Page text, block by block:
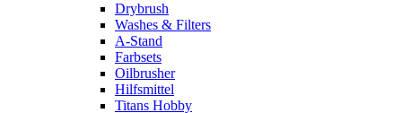
Drybrush
Washes & Filters
A-Stand
Farbsets
Oilbrusher
Hilfsmittel
Titans Hobby